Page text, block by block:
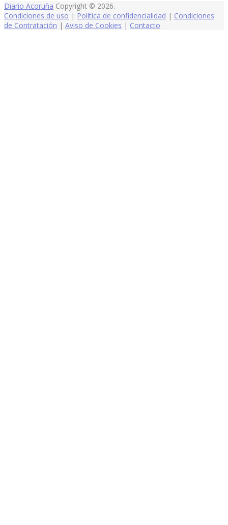
Diario Acoruña Copyright © 2026.
Condiciones de uso | Política de confidencialidad | Condiciones
de Contratación | Aviso de Cookies | Contacto